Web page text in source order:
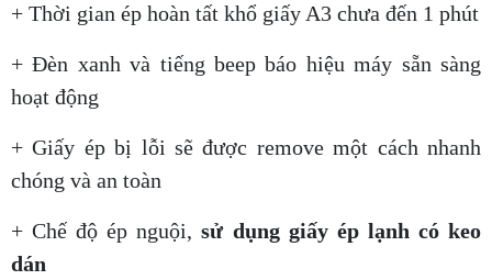
+ Thời gian ép hoàn tất khổ giấy A3 chưa đến 1 phút
+ Đèn xanh và tiếng beep báo hiệu máy sẵn sàng
hoạt động
+ Giấy ép bị lỗi sẽ được remove một cách nhanh
chóng và an toàn
+ Chế độ ép nguội,sử dụng giấy ép lạnh có keo
dán